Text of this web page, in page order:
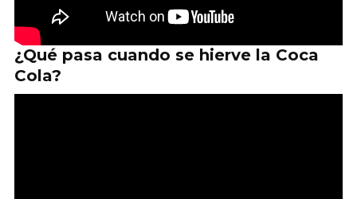
¿Qué pasa cuando se hierve la Coca
Cola?